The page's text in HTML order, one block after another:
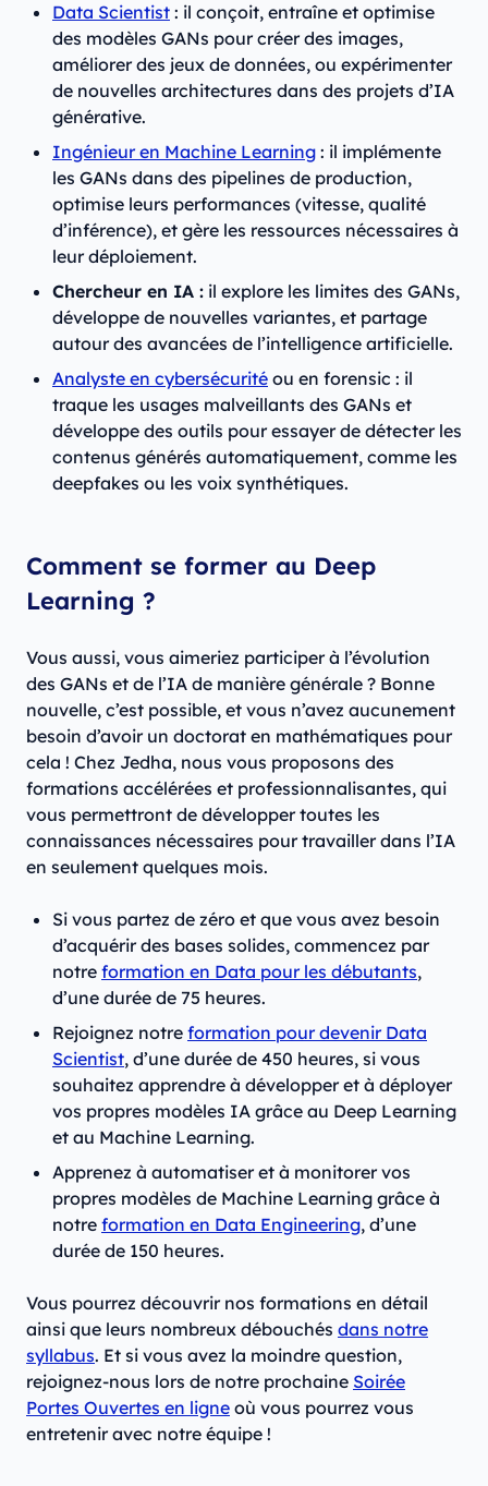
Data Scientist : il conçoit, entraîne et optimise
des modèles GANs pour créer des images,
améliorer des jeux de données, ou expérimenter
de nouvelles architectures dans des projets d’IA
générative.
Ingénieur en Machine Learning : il implémente
les GANs dans des pipelines de production,
optimise leurs performances (vitesse, qualité
d’inférence), et gère les ressources nécessaires à
leur déploiement.
Chercheur en IA : il explore les limites des GANs,
développe de nouvelles variantes, et partage
autour des avancées de l’intelligence artificielle.
Analyste en cybersécurité ou en forensic : il
traque les usages malveillants des GANs et
développe des outils pour essayer de détecter les
contenus générés automatiquement, comme les
deepfakes ou les voix synthétiques.
Comment se former au Deep
Learning ?
Vous aussi, vous aimeriez participer à l’évolution
des GANs et de l’IA de manière générale ? Bonne
nouvelle, c’est possible, et vous n’avez aucunement
besoin d’avoir un doctorat en mathématiques pour
cela ! Chez Jedha, nous vous proposons des
formations accélérées et professionnalisantes, qui
vous permettront de développer toutes les
connaissances nécessaires pour travailler dans l’IA
en seulement quelques mois.
Si vous partez de zéro et que vous avez besoin
d’acquérir des bases solides, commencez par
notre formation en Data pour les débutants,
d’une durée de 75 heures.
Rejoignez notre formation pour devenir Data
Scientist, d’une durée de 450 heures, si vous
souhaitez apprendre à développer et à déployer
vos propres modèles IA grâce au Deep Learning
et au Machine Learning.
Apprenez à automatiser et à monitorer vos
propres modèles de Machine Learning grâce à
notre formation en Data Engineering, d’une
durée de 150 heures.
Vous pourrez découvrir nos formations en détail
ainsi que leurs nombreux débouchés dans notre
syllabus. Et si vous avez la moindre question,
rejoignez-nous lors de notre prochaine Soirée
Portes Ouvertes en ligne où vous pourrez vous
entretenir avec notre équipe !